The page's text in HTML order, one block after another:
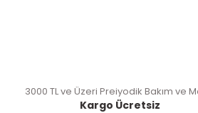
3000 TL ve Üzeri Preiyodik Bakım ve
Kargo Ücretsiz